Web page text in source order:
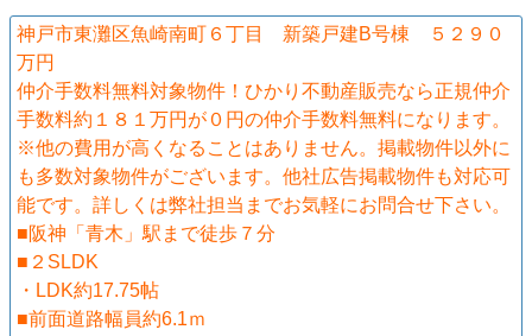
神戸市東灘区魚崎南町６丁目 新築戸建B号棟 ５２９０
万円
仲介手数料無料対象物件！ひかり不動産販売なら正規仲介
手数料約１８１万円が０円の仲介手数料無料になります。
※他の費用が高くなることはありません。掲載物件以外に
も多数対象物件がございます。他社広告掲載物件も対応可
能です。詳しくは弊社担当までお気軽にお問合せ下さい。
■阪神「青木」駅まで徒歩７分
■２SLDK
・LDK約17.75帖
■前面道路幅員約6.1ｍ